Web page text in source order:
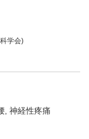
学会)
神経性疼痛